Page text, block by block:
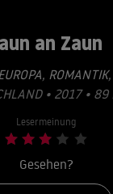
an Zaun
, ROMANTIK,
• 2017 • 89
Lesermeinung
Gesehen?